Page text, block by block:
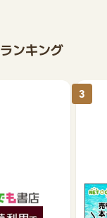
ンキング
【
買取
3